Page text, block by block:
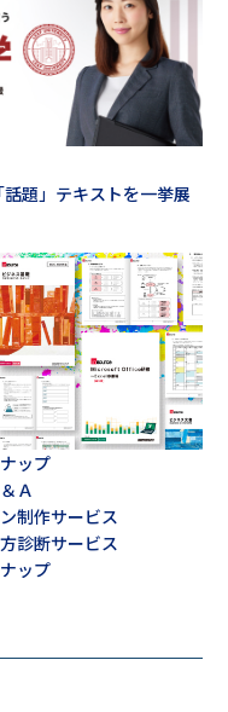
題」テキストを一挙展
ップ
Ａ
制作サービス
診断サービス
ップ